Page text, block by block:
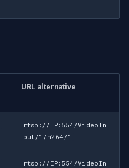
URL alternative
rtsp://IP:554/VideoIn
put/1/h264/1
rtsp://IP:554/VideoIn